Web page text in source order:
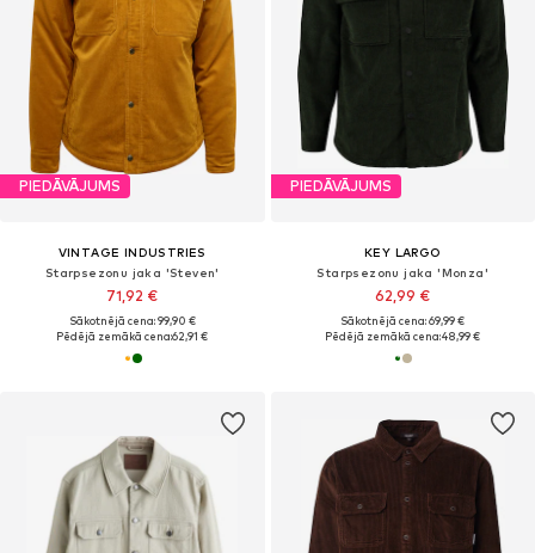
PIEDĀVĀJUMS
VINTAGE INDUSTRIES
Starpsezonu jaka 'Steven'
71,92 €
Sākotnējā cena: 99,90 €
Pēdējā zemākā cena:62,91 €
PIEDĀVĀJUMS
KEY LARGO
Starpsezonu jaka 'Monza'
62,99 €
Sākotnējā cena: 69,99 €
Pēdējā zemākā cena:48,99 €